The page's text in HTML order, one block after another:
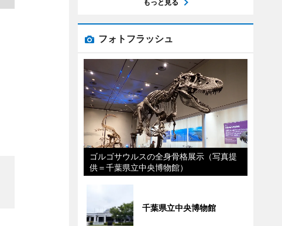
もっと見る
フォトフラッシュ
ゴルゴサウルスの全身骨格展示（写真提
供＝千葉県立中央博物館）
千葉県立中央博物館